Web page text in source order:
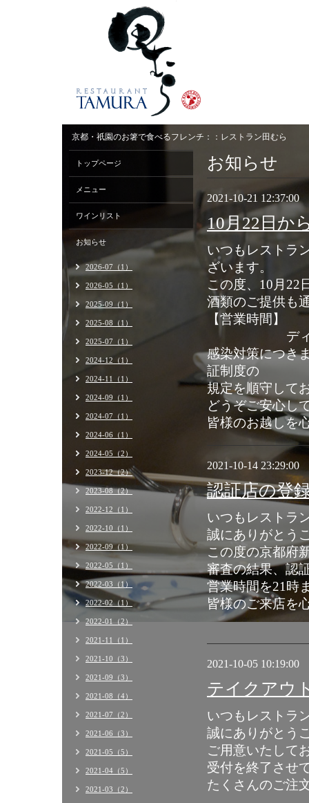
京都・祇園のお箸で食べるフレンチ：：レストラン田むら
お知らせ
2021-10-21 12:37:00
10月22日か
いつもレストラ
ざいます。
この度、10月22
酒類のご提供も
【営業時間】
ディナー
感染対策につき
証制度の
規定を順守して
どうぞご安心し
皆様のお越しを
2021-10-14 23:29:00
認証店の登
いつもレストラ
誠にありがとう
この度の京都府
審査の結果、認
営業時間を21時
皆様のご来店を
2021-10-05 10:19:00
テイクアウ
いつもレストラ
誠にありがとう
ご用意いたして
受付を終了させ
たくさんのご注
トップページ
メニュー
ワインリスト
お知らせ
2026-07（1）
2026-05（1）
2025-09（1）
2025-08（1）
2025-07（1）
2024-12（1）
2024-11（1）
2024-09（1）
2024-07（1）
2024-06（1）
2024-05（2）
2023-12（2）
2023-08（2）
2022-12（1）
2022-10（1）
2022-09（1）
2022-05（1）
2022-03（1）
2022-02（1）
2022-01（2）
2021-11（1）
2021-10（3）
2021-09（3）
2021-08（4）
2021-07（2）
2021-06（3）
2021-05（5）
2021-04（5）
2021-03（2）